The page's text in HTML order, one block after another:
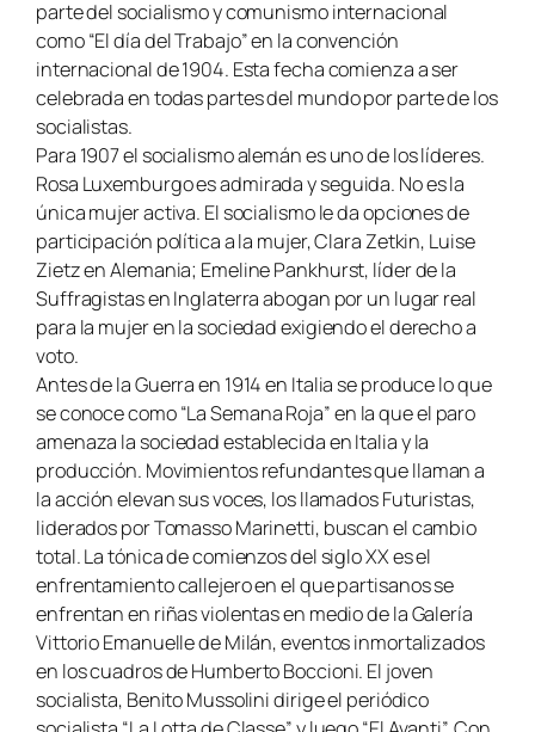
parte del socialismo y comunismo internacional
como “El día del Trabajo” en la convención
internacional de 1904. Esta fecha comienza a ser
celebrada en todas partes del mundo por parte de los
socialistas.
Para 1907 el socialismo alemán es uno de los líderes.
Rosa Luxemburgo es admirada y seguida. No es la
única mujer activa. El socialismo le da opciones de
participación política a la mujer, Clara Zetkin, Luise
Zietz en Alemania; Emeline Pankhurst, líder de la
Suffragistas en Inglaterra abogan por un lugar real
para la mujer en la sociedad exigiendo el derecho a
voto.
Antes de la Guerra en 1914 en Italia se produce lo que
se conoce como “La Semana Roja” en la que el paro
amenaza la sociedad establecida en Italia y la
producción. Movimientos refundantes que llaman a
la acción elevan sus voces, los llamados Futuristas,
liderados por Tomasso Marinetti, buscan el cambio
total. La tónica de comienzos del siglo XX es el
enfrentamiento callejero en el que partisanos se
enfrentan en riñas violentas en medio de la Galería
Vittorio Emanuelle de Milán, eventos inmortalizados
en los cuadros de Humberto Boccioni. El joven
socialista, Benito Mussolini dirige el periódico